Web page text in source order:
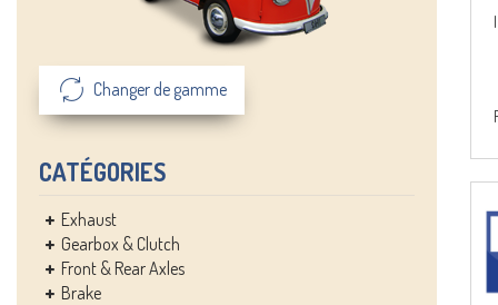
Changer de gamme
CATÉGORIES
Exhaust
Gearbox & Clutch
Front & Rear Axles
Brake